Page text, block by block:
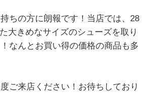
ちの方に朗報です！当店では、28
大きめなサイズのシューズを取り
なんとお買い得の価格の商品も多
ご来店ください！お待ちしており